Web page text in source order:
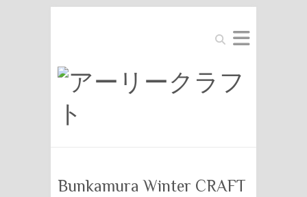
Search
Bunkamura Winter CRAFT